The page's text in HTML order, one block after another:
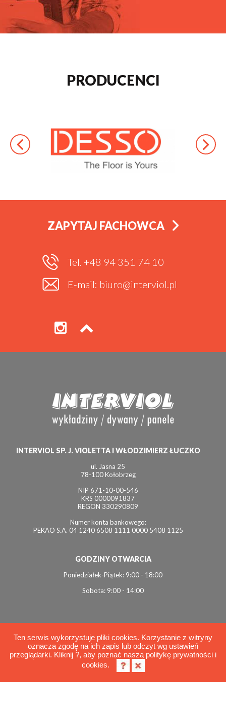
PRODUCENCI
ZAPYTAJ FACHOWCA
Tel. +48 94 351 74 10
E-mail: biuro@interviol.pl
INTERVIOL SP. J. VIOLETTA I WŁODZIMIERZ ŁUCZKO
ul. Jasna 25
78-100 Kołobrzeg
NIP 671-10-00-546
KRS 0000091837
REGON 330290809
Numer konta bankowego:
PEKAO S.A. 04 1240 6508 1111 0000 5408 1125
GODZINY OTWARCIA
Poniedziałek-Piątek: 9:00 - 18:00
Sobota: 9:00 - 14:00
© 2026 Interviol
Polityka cookies
Ten serwis wykorzystuje pliki cookies. Korzystanie z witryny
oznacza zgodę na ich zapis lub odczyt wg ustawień
przeglądarki. Kliknij ?, aby poznać naszą politykę prywatności i
cookies.